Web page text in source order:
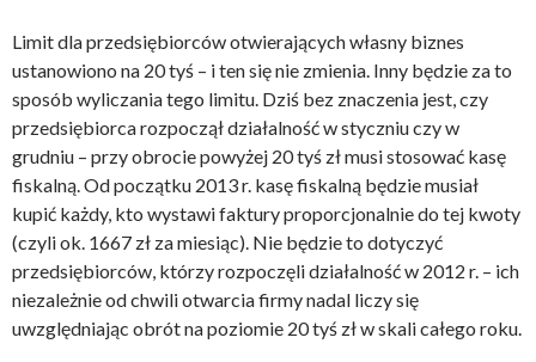
Limit dla przedsiębiorców otwierających własny biznes
ustanowiono na 20 tyś – i ten się nie zmienia. Inny będzie za to
sposób wyliczania tego limitu. Dziś bez znaczenia jest, czy
przedsiębiorca rozpoczął działalność w styczniu czy w
grudniu – przy obrocie powyżej 20 tyś zł musi stosować kasę
fiskalną. Od początku 2013 r. kasę fiskalną będzie musiał
kupić każdy, kto wystawi faktury proporcjonalnie do tej kwoty
(czyli ok. 1667 zł za miesiąc). Nie będzie to dotyczyć
przedsiębiorców, którzy rozpoczęli działalność w 2012 r. – ich
niezależnie od chwili otwarcia firmy nadal liczy się
uwzględniając obrót na poziomie 20 tyś zł w skali całego roku.